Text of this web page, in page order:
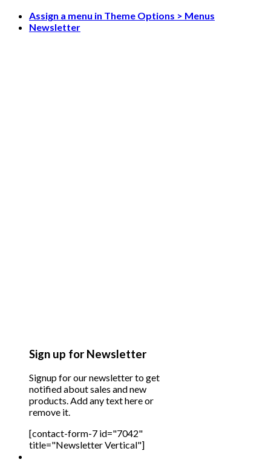
Skip
Assign a menu in Theme Options > Menus
Newsletter
Sign up for Newsletter
Signup for our newsletter to get
notified about sales and new
products. Add any text here or
remove it.
[contact-form-7 id="7042"
title="Newsletter Vertical"]